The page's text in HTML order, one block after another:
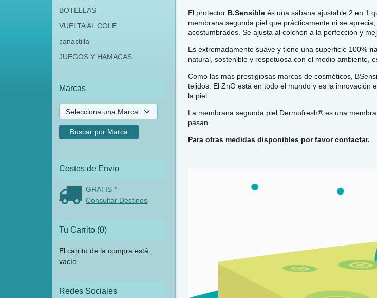
BOTELLAS
VUELTA AL COLE
canastilla
JUEGOS Y HAMACAS
Marcas
Costes de Envío
GRATIS *
Consultar Destinos
Tu Carrito (0)
El carrito de la compra está
vacío
Redes Sociales
El protector B.Sensibleés una sábana ajustable 2 en 1
membrana segunda piel que prácticamente ni se
acostumbrados. Se ajusta al colchón a la perfección y
Es extremadamente suave y tiene una superficie 100%
natural, sostenible y respetuosa con el medio ambiente,
Como las más prestigiosas marcas de cosméticos,
tejidos. El ZnO está en todo el mundo y es la innovación
la piel.
La membrana segunda piel Dermofresh® es una
pasan.
Para otras medidas disponibles por favor contactar.